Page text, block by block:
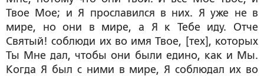
Твое Мое; и Я прославился в них. Я уже не в
мире, но они в мире, а Я к Тебе иду. Отче
Святый! соблюди их во имя Твое, [тех], которых
Ты Мне дал, чтобы они были едино, как и Мы.
Когда Я был с ними в мире, Я соблюдал их во